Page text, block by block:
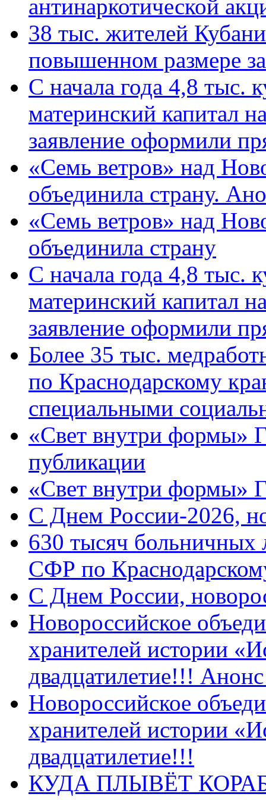
антинаркотической
38 тыс. жителей
повышенном размере
С начала года 4,8 тыс.
материнский капитал
заявление оформили
«Семь ветров» над
объединила страну.
«Семь ветров» над
объединила страну
С начала года 4,8 тыс.
материнский капитал
заявление оформили
Более 35 тыс.
по Краснодарскому
специальными
«Свет внутри формы»
публикации
«Свет внутри формы»
C Днем России-2026,
630 тысяч больничных
СФР по
C Днем России,
Новороссийское
хранителей истории
двадцатилетие!!!
Новороссийское
хранителей истории
двадцатилетие!!!
КУДА ПЛЫВЁТ